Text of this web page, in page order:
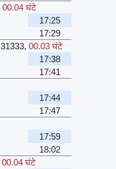
00.04 घंटे
17:25
17:29
31333, 00.03 घंटे
17:38
17:41
17:44
17:47
17:59
18:02
00.04 घंटे